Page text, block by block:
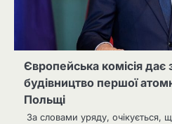
Європейська комісія дає
будівництво першої
Польщі
За словами уряду, очікується,